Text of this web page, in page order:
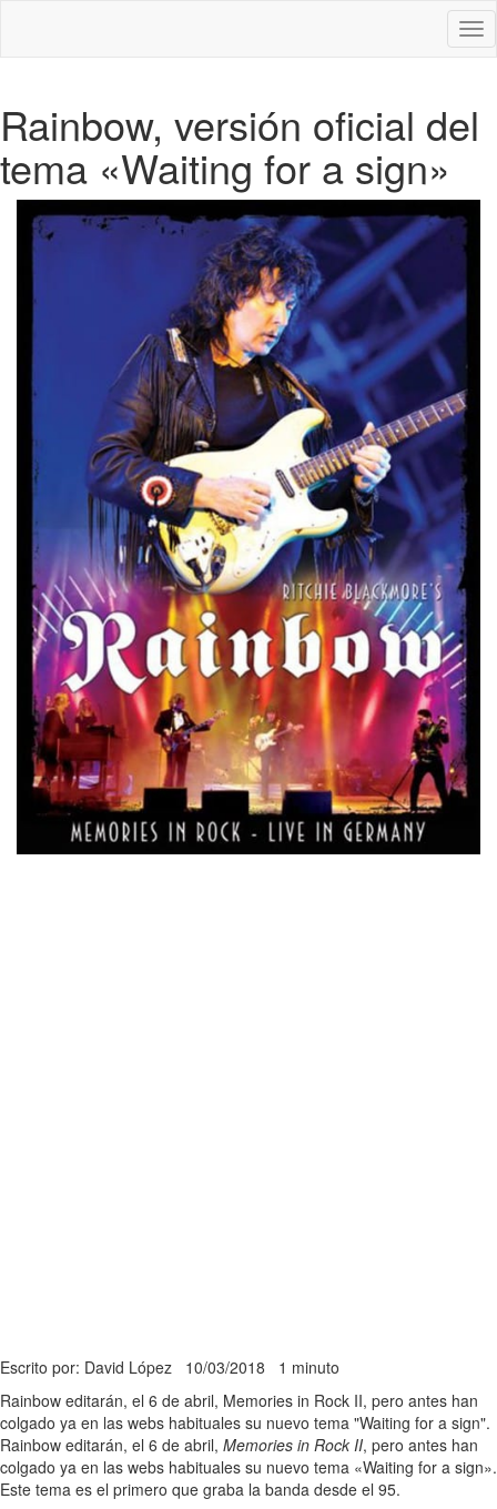
Rainbow, versión oficial del
tema «Waiting for a sign»
Escrito por: David López 10/03/2018 1 minuto
Rainbow editarán, el 6 de abril, Memories in Rock II, pero antes han
colgado ya en las webs habituales su nuevo tema "Waiting for a sign".
Rainbow editarán, el 6 de abril, Memories in Rock II, pero antes han
colgado ya en las webs habituales su nuevo tema «Waiting for a sign».
Este tema es el primero que graba la banda desde el 95.